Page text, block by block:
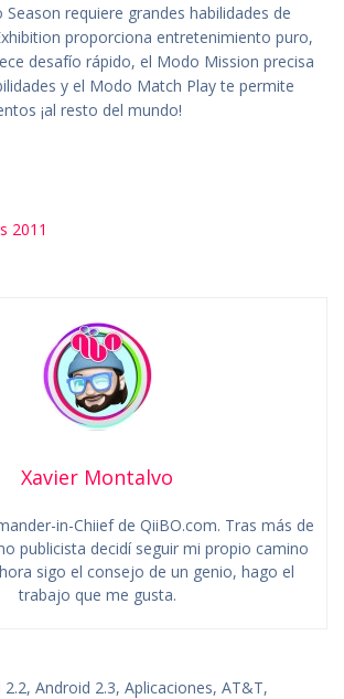
requiere grandes habilidades de
proporciona entretenimiento puro,
desafío rápido, el Modo Mission precisa
y el Modo Match Play te permite
¡al resto del mundo!
2011
Xavier Montalvo
in-Chiief de QiiBO.com. Tras más de
publicista decidí seguir mi propio camino
sigo el consejo de un genio, hago el
trabajo que me gusta.
2.2, Android 2.3, Aplicaciones, AT&T,